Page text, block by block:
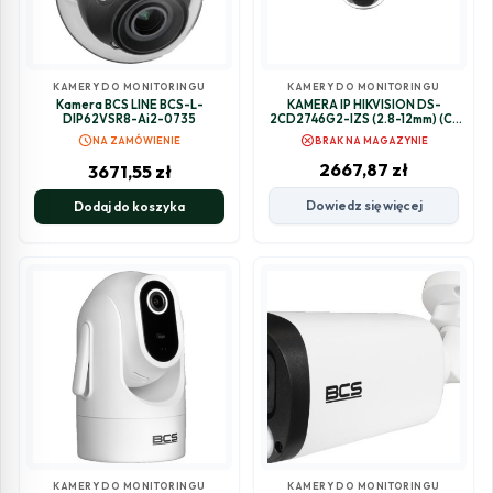
KAMERY DO MONITORINGU
Kamera BCS LINE BCS-L-
DIP62VSR8-Ai2-0735
scheduleNA ZAMÓWIENIE
3671,55 zł
Dodaj do koszyka
KAMERY DO MONITORINGU
KAMERA IP HIKVISION DS-
2CD2746G2-IZS (2.8-12mm) (C)
(BLACK)
cancelBRAK NA MAGAZYNIE
2667,87 zł
Dowiedz się więcej
KAMERY DO MONITORINGU KAMERY DO MONITORINGU